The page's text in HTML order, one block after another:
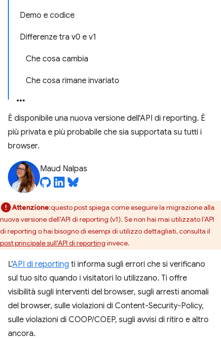
Demo e codice
Differenze tra v0 e v1
Che cosa cambia
Che cosa rimane invariato
È disponibile una nuova versione dell'API di reporting. È
più privata e più probabile che sia supportata su tutti i
browser.
Maud Nalpas
Attenzione:questo post spiega come eseguire la migrazione alla
nuova versione dell'API di reporting (v1). Se non hai mai utilizzato l'API
di reporting o hai bisogno di esempi di utilizzo dettagliati, consulta il
post principale sull'API di reporting invece.
L'API di reporting ti informa sugli errori che si verificano
sul tuo sito quando i visitatori lo utilizzano. Ti offre
visibilità sugli interventi del browser, sugli arresti anomali
del browser, sulle violazioni di Content-Security-Policy,
sulle violazioni di COOP/COEP, sugli avvisi di ritiro e altro
ancora.